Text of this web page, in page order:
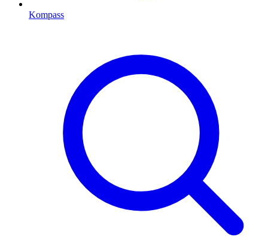
Kompass